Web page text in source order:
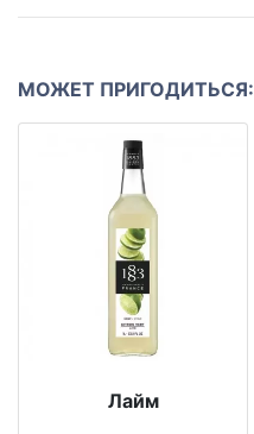
МОЖЕТ ПРИГОДИТЬСЯ:
Лайм